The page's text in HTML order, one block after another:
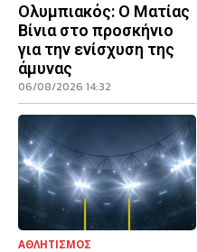
Ολυμπιακός: Ο Ματίας
Βίνια στο προσκήνιο
για την ενίσχυση της
άμυνας
06/08/2026 14:32
ΑΘΛΗΤΙΣΜΟΣ